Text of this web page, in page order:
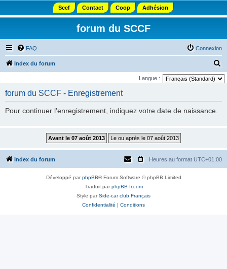
Sccf Contact Coop Adhésion
forum du SCCF
FAQ Connexion
Index du forum
e
e
Langue :
forum du SCCF - Enregistrement
Pour continuer l’enregistrement, indiquez votre date de naissance.
Index du forum Heures au format UTC+01:00
Développé parphpBB® Forum Software © phpBB Limited
Traduit parphpBB-fr.com
Style parSide-car club Français
Confidentialité
Conditions